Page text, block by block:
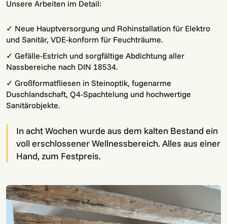
Unsere Arbeiten im Detail:
✓ Neue Hauptversorgung und Rohinstallation für Elektro
und Sanitär, VDE-konform für Feuchträume.
✓ Gefälle-Estrich und sorgfältige Abdichtung aller
Nassbereiche nach DIN 18534.
✓ Großformatfliesen in Steinoptik, fugenarme
Duschlandschaft, Q4-Spachtelung und hochwertige
Sanitärobjekte.
In acht Wochen wurde aus dem kalten Bestand ein
voll erschlossener Wellnessbereich. Alles aus einer
Hand, zum Festpreis.